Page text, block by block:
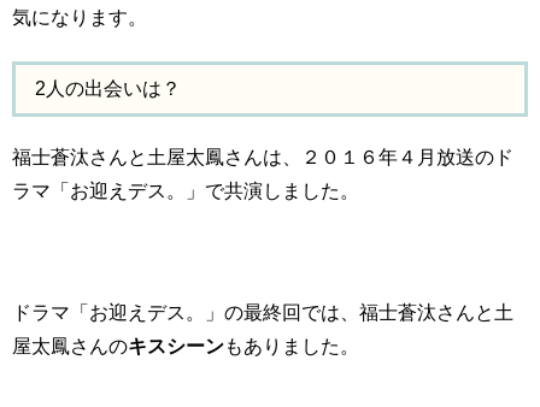
気になります。
2人の出会いは？
福士蒼汰さんと土屋太鳳さんは、２０１６年４月放送のド
ラマ「お迎えデス。」で共演しました。
ドラマ「お迎えデス。」の最終回では、福士蒼汰さんと土
屋太鳳さんのキスシーンもありました。